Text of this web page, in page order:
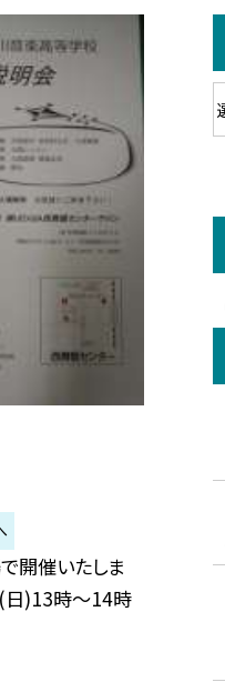
開催いたしま
(日)13時〜14時